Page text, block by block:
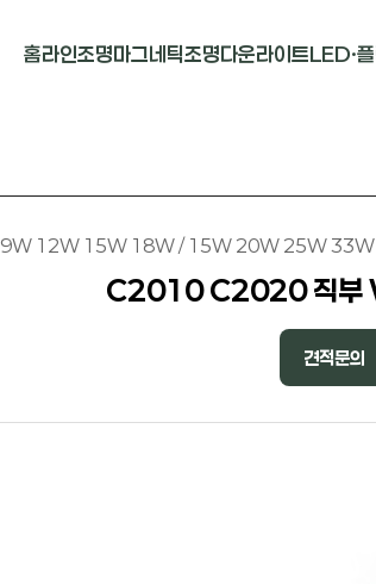
홈라인조명
펜던트
마그네틱조명
M2824R
다운라이트
사각 COB
LED·
바리
9W 12W 15W 18W / 15W 20W 25W 33W
C2010 C2020 직
견적문의